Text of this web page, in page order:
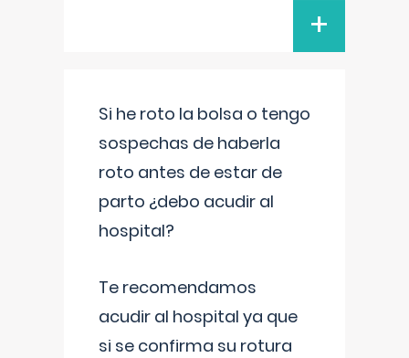
+
Si he roto la bolsa o tengo
sospechas de haberla
roto antes de estar de
parto ¿debo acudir al
hospital?
Te recomendamos
acudir al hospital ya que
si se confirma su rotura